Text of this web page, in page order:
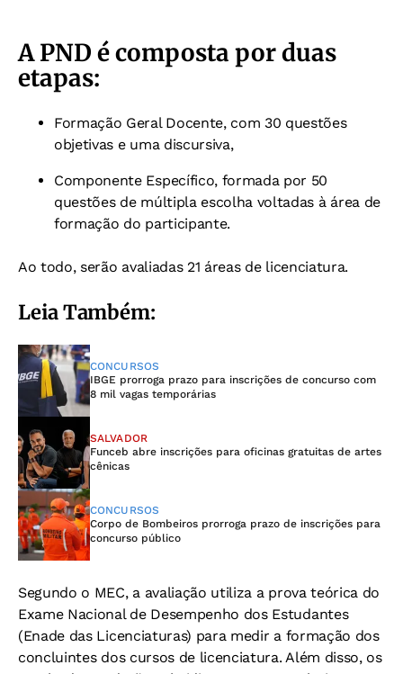
A PND é composta por duas
etapas:
Formação Geral Docente, com 30 questões
objetivas e uma discursiva,
Componente Específico, formada por 50
questões de múltipla escolha voltadas à área de
formação do participante.
Ao todo, serão avaliadas 21 áreas de licenciatura.
Leia Também:
CONCURSOS
IBGE prorroga prazo para inscrições de concurso com
8 mil vagas temporárias
SALVADOR
Funceb abre inscrições para oficinas gratuitas de artes
cênicas
CONCURSOS
Corpo de Bombeiros prorroga prazo de inscrições para
concurso público
Segundo o MEC, a avaliação utiliza a prova teórica do
Exame Nacional de Desempenho dos Estudantes
(Enade das Licenciaturas) para medir a formação dos
concluintes dos cursos de licenciatura. Além disso, os